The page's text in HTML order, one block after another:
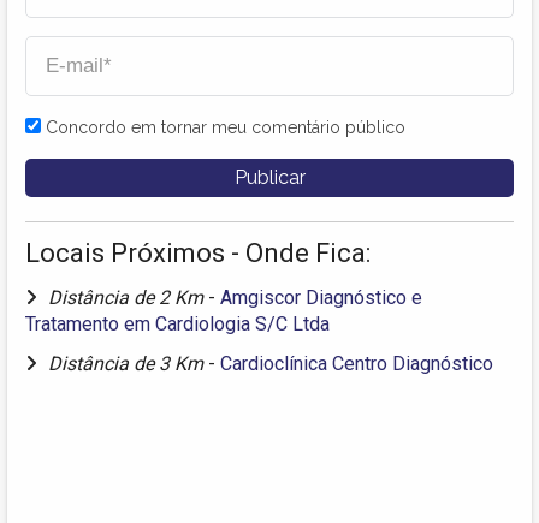
Concordo em tornar meu comentário público
Locais Próximos - Onde Fica:
Distância de 2 Km - Amgiscor Diagnóstico e
Tratamento em Cardiologia S/C Ltda
Distância de 3 Km - Cardioclínica Centro Diagnóstico